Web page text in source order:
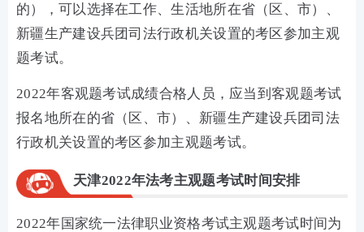
的），可以选择在工作、生活地所在省（区、市）、
新疆生产建设兵团司法行政机关设置的考区参加主观
题考试。
2022年客观题考试成绩合格人员，应当到客观题考试
报名地所在的省（区、市）、新疆生产建设兵团司法
行政机关设置的考区参加主观题考试。
天津2022年法考主观题考试时间安排
2022年国家统一法律职业资格考试主观题考试时间为